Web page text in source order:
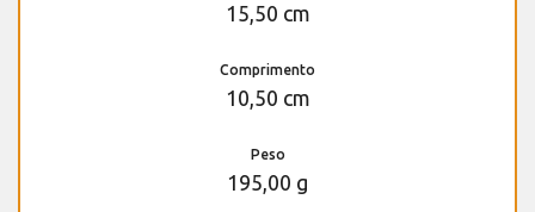
15,50 cm
Comprimento
10,50 cm
Peso
195,00 g